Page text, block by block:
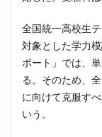
全国統一高校生
対象とした学力
ポート」では、
る。そのため、
に向けて克服す
いう。